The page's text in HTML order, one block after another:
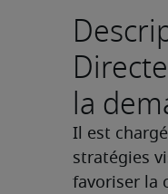
la
Il est
stratégies
favoriser la